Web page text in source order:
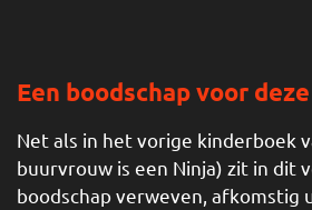
Een boodschap voor
Net als in het vorige kinderboek
buurvrouw is een Ninja) zit in dit
boodschap verweven, afkomstig